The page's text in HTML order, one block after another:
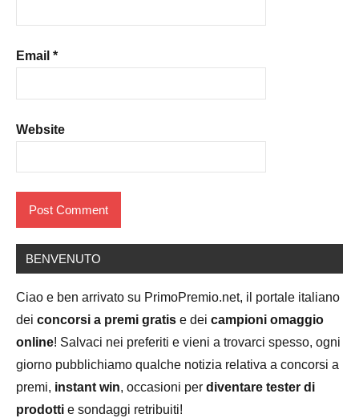
Email *
Website
BENVENUTO
Ciao e ben arrivato su PrimoPremio.net, il portale italiano
dei concorsi a premi gratis e dei campioni omaggio
online! Salvaci nei preferiti e vieni a trovarci spesso, ogni
giorno pubblichiamo qualche notizia relativa a concorsi a
premi, instant win, occasioni per diventare tester di
prodotti e sondaggi retribuiti!